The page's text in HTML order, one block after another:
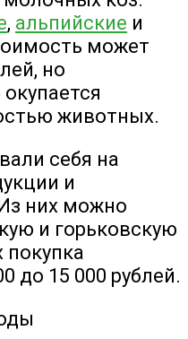
, альпийские и
может
но
животных.
себя на
и
них можно
и горьковскую
до 15 000 рублей.